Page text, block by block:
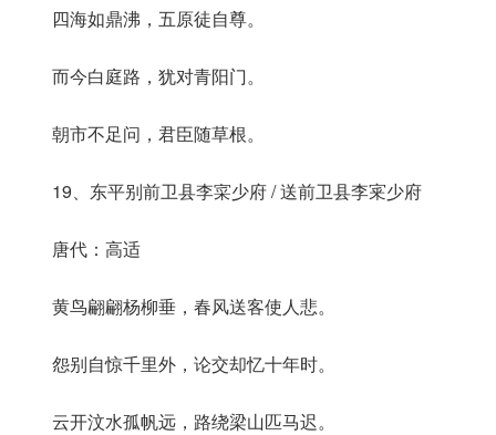
四海如鼎沸，五原徒自尊。
而今白庭路，犹对青阳门。
朝市不足问，君臣随草根。
19、东平别前卫县李寀少府 / 送前卫县李宷少府
唐代：高适
黄鸟翩翩杨柳垂，春风送客使人悲。
怨别自惊千里外，论交却忆十年时。
云开汶水孤帆远，路绕梁山匹马迟。